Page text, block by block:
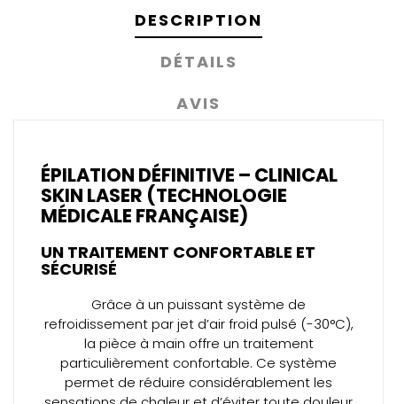
DESCRIPTION
DÉTAILS
AVIS
ÉPILATION DÉFINITIVE – CLINICAL
SKIN LASER (TECHNOLOGIE
MÉDICALE FRANÇAISE)
UN TRAITEMENT CONFORTABLE ET
SÉCURISÉ
Grâce à un puissant système de
refroidissement par jet d’air froid pulsé (-30°C),
la pièce à main offre un traitement
particulièrement confortable. Ce système
permet de réduire considérablement les